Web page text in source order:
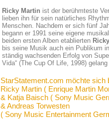
Ricky Martin ist der berühmteste
lieben ihn für sein natürliches
Menschen. Nachdem er sich fünf
begann er 1991 seine eigene
beiden ersten Alben etablierten
bis seine Musik auch ein Publikum
ständig wachsenden Erfolg von
Vida“ (The Cup Of Life, 1998) gelang
StarStatement.com möchte sich
Ricky Martin ( Enrique Martin
& Katja Baisch ( Sony Music
& Andreas Torwesten
( Sony Music Entertainment